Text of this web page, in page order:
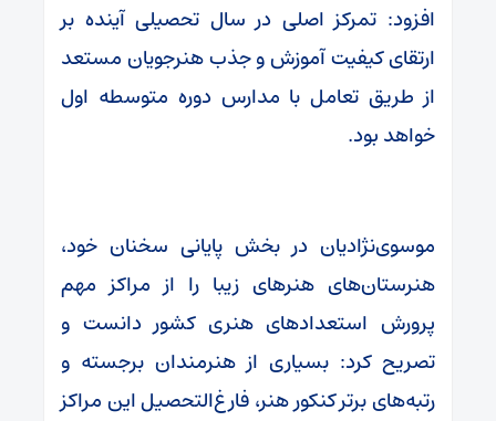
افزود: تمرکز اصلی در سال تحصیلی آینده بر
ارتقای کیفیت آموزش و جذب هنرجویان مستعد
از طریق تعامل با مدارس دوره متوسطه اول
خواهد بود.
موسوی‌نژادیان در بخش پایانی سخنان خود،
هنرستان‌های هنرهای زیبا را از مراکز مهم
پرورش استعدادهای هنری کشور دانست و
تصریح کرد: بسیاری از هنرمندان برجسته و
رتبه‌های برتر کنکور هنر، فارغ‌التحصیل این مراکز